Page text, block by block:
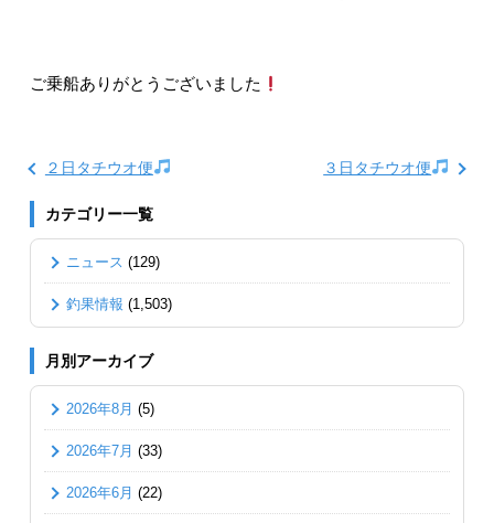
ご乗船ありがとうございました
２日タチウオ便 ３日タチウオ便
カテゴリー一覧
ニュース (129)
釣果情報 (1,503)
月別アーカイブ
2026年8月 (5)
2026年7月 (33)
2026年6月 (22)